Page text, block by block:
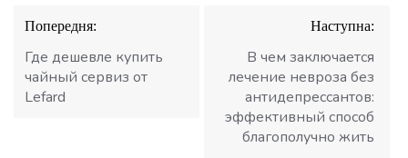
Навігація
записів
Попередня:
Где дешевле купить
чайный сервиз от
Lefard
Наступна:
В чем заключается
лечение невроза без
антидепрессантов:
эффективный способ
благополучно жить